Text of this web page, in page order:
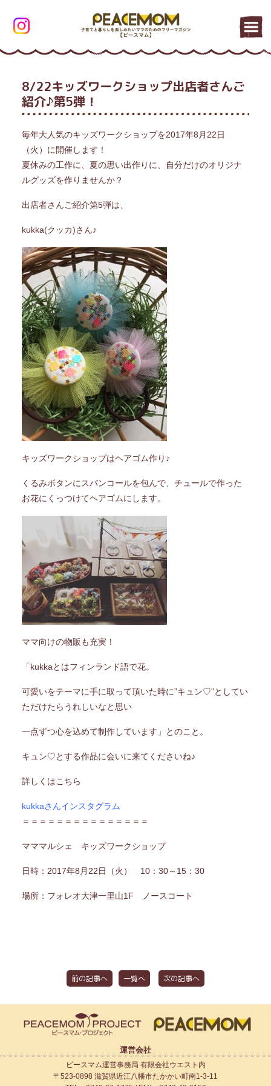
8/22キッズワークショップ出店者さんご
紹介♪第5弾！
毎年大人気のキッズワークショップを2017年8月22日
（火）に開催します！
夏休みの工作に、夏の思い出作りに、自分だけのオリジナ
ルグッズを作りませんか？
出店者さんご紹介第5弾は、
kukka(クッカ)さん♪
キッズワークショップはヘアゴム作り♪
くるみボタンにスパンコールを包んで、チュールで作った
お花にくっつけてヘアゴムにします。
ママ向けの物販も充実！
「kukkaとはフィンランド語で花。
可愛いをテーマに手に取って頂いた時に”キュン♡”としてい
ただけたらうれしいなと思い
一点ずつ心を込めて制作しています」とのこと。
キュン♡とする作品に会いに来てくださいね♪
詳しくはこちら
kukkaさんインスタグラム
＝＝＝＝＝＝＝＝＝＝＝＝＝＝＝
マママルシェ キッズワークショップ
日時：2017年8月22日（火） 10：30～15：30
場所：フォレオ大津一里山1F ノースコート
前の記事へ 一覧へ 次の記事へ
運営会社
ピースマム運営事務局 有限会社ウエスト内
〒523-0898 滋賀県近江八幡市たかかい町南1-3-11